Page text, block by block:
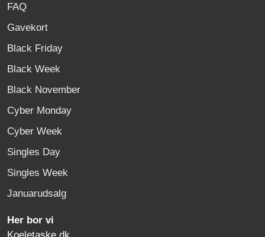
FAQ
Gavekort
Black Friday
Black Week
Black November
Cyber Monday
Cyber Week
Singles Day
Singles Week
Januarudsalg
Her bor vi